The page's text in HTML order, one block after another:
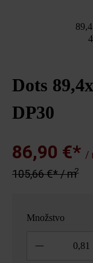
Dots
DP30
86,90 €* /
105,66 €* / m2
Množstvo